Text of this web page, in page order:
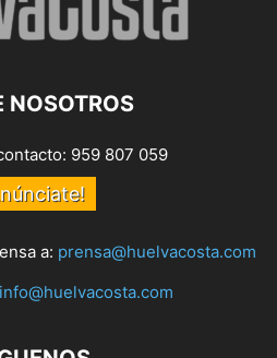
NOSOTROS
959 807 059
a: prensa@huelvacosta.com
info@huelvacosta.com